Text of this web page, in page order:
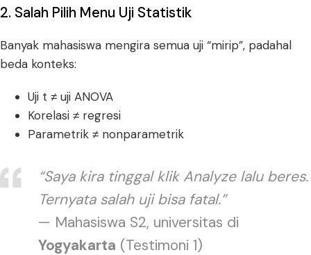
2. Salah Pilih Menu Uji Statistik
Banyak mahasiswa mengira semua uji “mirip”, padahal
beda konteks:
Uji t ≠ uji ANOVA
Korelasi ≠ regresi
Parametrik ≠ nonparametrik
“Saya kira tinggal klik Analyze lalu beres.
Ternyata salah uji bisa fatal.”
— Mahasiswa S2, universitas di
Yogyakarta (Testimoni 1)